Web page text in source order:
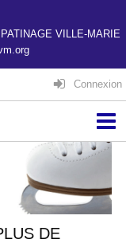
VILLE-MARIE
Connexion
DE